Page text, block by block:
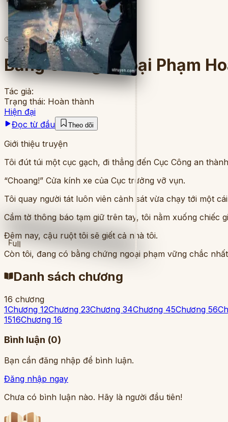
Full
2 lượt đọc· 16chương
Bằng Chứng Ngoại Phạm
Tác giả:
Trạng thái: Hoàn thành
Hiện đại
Đọc từ đầu
Theo dõi
Giới thiệu truyện
Tôi đút túi một cục gạch, đi thẳng đến Cục Công an
“Choang!” Cửa kính xe của Cục trưởng vỡ vụn.
Tôi quay người tát luôn viên cảnh sát vừa chạy tới một
Cầm tờ thông báo tạm giữ trên tay, tôi nằm xuống chiếc
Đêm nay, cậu ruột tôi sẽ giết cả nhà tôi.
Còn tôi, đang có bằng chứng ngoại phạm vững chắc
Danh sách chương
16 chương
1Chương 12Chương 23Chương 34Chương 45Chương 56
1516Chương 16
Bình luận (0)
Bạn cần đăng nhập để bình luận.
Đăng nhập ngay
Chưa có bình luận nào. Hãy là người đầu tiên!